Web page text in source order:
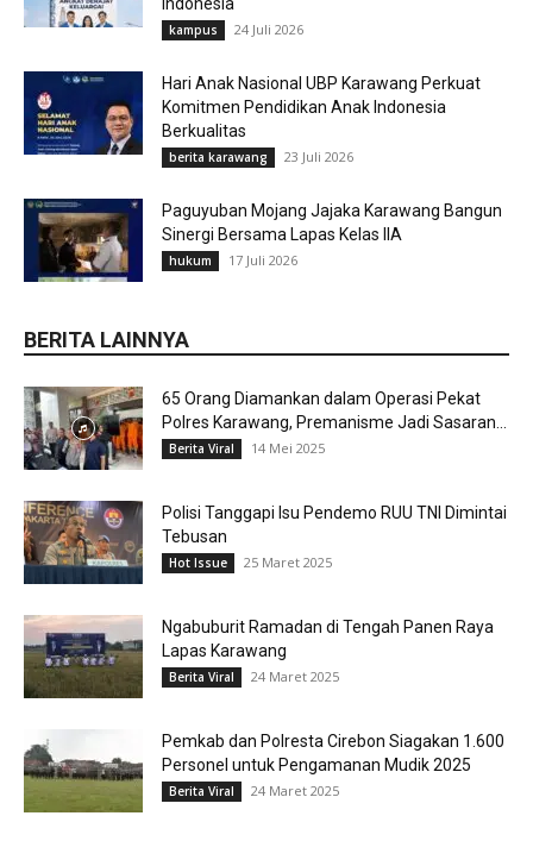
Indonesia
kampus 24 Juli 2026
Hari Anak Nasional UBP Karawang Perkuat
Komitmen Pendidikan Anak Indonesia
Berkualitas
berita karawang 23 Juli 2026
Paguyuban Mojang Jajaka Karawang Bangun
Sinergi Bersama Lapas Kelas IIA
hukum 17 Juli 2026
BERITA LAINNYA
65 Orang Diamankan dalam Operasi Pekat
Polres Karawang, Premanisme Jadi Sasaran...
Berita Viral 14 Mei 2025
Polisi Tanggapi Isu Pendemo RUU TNI Dimintai
Tebusan
Hot Issue 25 Maret 2025
Ngabuburit Ramadan di Tengah Panen Raya
Lapas Karawang
Berita Viral 24 Maret 2025
Pemkab dan Polresta Cirebon Siagakan 1.600
Personel untuk Pengamanan Mudik 2025
Berita Viral 24 Maret 2025